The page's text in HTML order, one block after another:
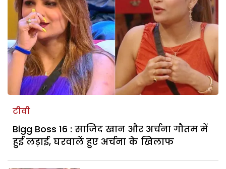
टीवी
Bigg Boss 16 : साजिद खान और अर्चना गौतम में
हुई लड़ाई, घरवालें हुए अर्चना के खिलाफ